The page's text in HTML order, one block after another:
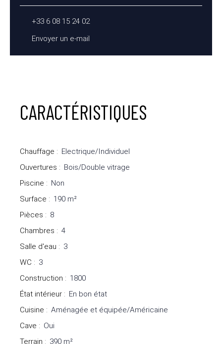
+33 6 08 15 24 02
Envoyer un e-mail
CARACTÉRISTIQUES
Chauffage : Electrique/Individuel
Ouvertures : Bois/Double vitrage
Piscine : Non
Surface : 190 m²
Pièces : 8
Chambres : 4
Salle d'eau : 3
WC : 3
Construction : 1800
État intérieur : En bon état
Cuisine : Aménagée et équipée/Américaine
Cave : Oui
Terrain : 390 m²